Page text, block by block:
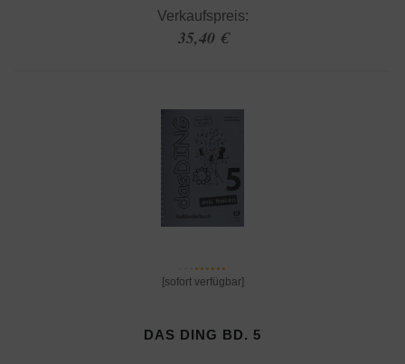
Verkaufspreis:
35,40 €
[sofort verfügbar]
DAS DING BD. 5